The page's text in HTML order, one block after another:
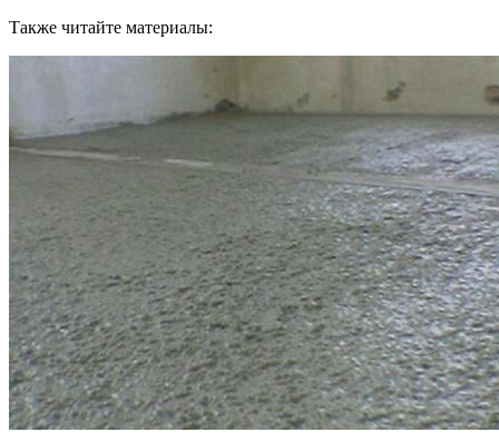
Также читайте материалы: